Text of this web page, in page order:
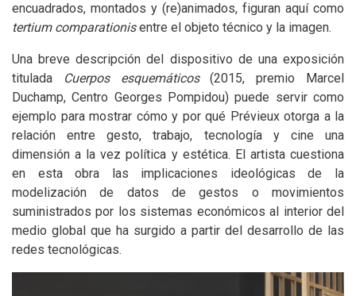
encuadrados, montados y (re)animados, figuran aquí como
tertium comparationisentre el objeto técnico y la imagen.
Una breve descripción del dispositivo de una exposición
titulada
Cuerpos esquemáticos(2015, premio Marcel
Duchamp, Centro Georges Pompidou) puede servir como
ejemplo para mostrar cómo y por qué Prévieux otorga a la
relación entre gesto, trabajo, tecnología y cine una
dimensión a la vez política y estética. El artista cuestiona
en esta obra las implicaciones ideológicas de la
modelización de datos de gestos o movimientos
suministrados por los sistemas económicos al interior del
medio global que ha surgido a partir del desarrollo de las
redes tecnológicas.